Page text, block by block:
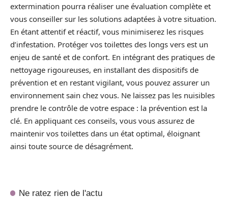
extermination pourra réaliser une évaluation complète et
vous conseiller sur les solutions adaptées à votre situation.
En étant attentif et réactif, vous minimiserez les risques
d’infestation. Protéger vos toilettes des longs vers est un
enjeu de santé et de confort. En intégrant des pratiques de
nettoyage rigoureuses, en installant des dispositifs de
prévention et en restant vigilant, vous pouvez assurer un
environnement sain chez vous. Ne laissez pas les nuisibles
prendre le contrôle de votre espace : la prévention est la
clé. En appliquant ces conseils, vous vous assurez de
maintenir vos toilettes dans un état optimal, éloignant
ainsi toute source de désagrément.
Ne ratez rien de l'actu